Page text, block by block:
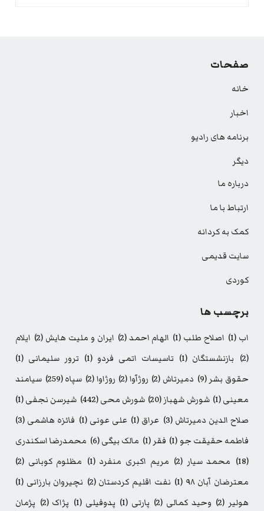
صفحات
خانه
اخبار
برنامه های رادیو
دیگر
درباره ما
ارتباط با ما
کمک به کردانه
سایت قدیمی
کوردی
برچسب ها
اب (1) اصلاح طلب (1) الهام احمد(2) ایران و ملیت هایش (2)
ایلام
(2)
بازنشستگان (1) تاسیسات اتمی فردو (1) ترور سلیمانی (1)
حقوق بشر (9) دمیرتاش (2) روژآوا(2) روژاوا(2) سپاه(259)
سیامند
معینی(1) شورش شهباز(20) شورش محی(442) شیرسن نجفی(1)
صلاح الدین دمیرتاش (3) عراق (1) علی عونی (1) فائزه هاشمی (3)
فاطمه حقیقت جو (1) فقر (1) مالک بیگی(6)
محمدرضا اسکندری
(18)
محمد سیار (2) مریم اکبری منفرد (1) مظلوم کوبانی (2)
معترضان آبان ۹۸
(1) نفت اقلیم کردستان (2) نچیروان بارزانی (1)
هولیر (2) وحید کمالی (2) پارتی (1) پدوفیلی (1) پژاک (2)
پژمان